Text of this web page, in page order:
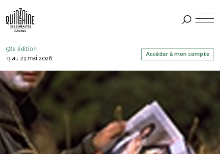
58e édition
13 au 23 mai 2026
Accéder à mon compte